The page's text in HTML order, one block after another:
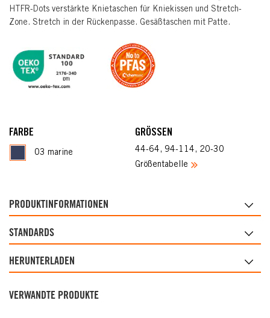
HTFR-Dots verstärkte Knietaschen für Kniekissen und Stretch-
Zone. Stretch in der Rückenpasse. Gesäßtaschen mit Patte.
FARBE
03 marine
GRÖSSEN
44-64, 94-114, 20-30
Größentabelle
PRODUKTINFORMATIONEN
STANDARDS
HERUNTERLADEN
VERWANDTE PRODUKTE